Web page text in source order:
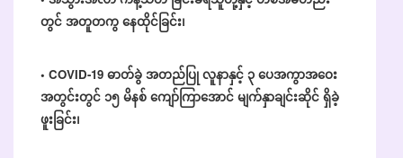
တွင် အတူတကွ နေထိုင်ခြင်း၊
• COVID-19 ဓာတ်ခွဲ အတည်ပြု လူနာနှင့် ၃ ပေအကွာအဝေး
အတွင်းတွင် ၁၅ မိနစ် ကျော်ကြာအောင် မျက်နှာချင်းဆိုင် ရှိခဲ့
ဖူးခြင်း၊